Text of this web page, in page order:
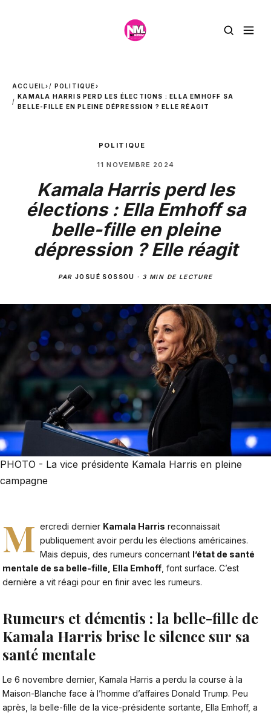
ACCUEIL› POLITIQUE›
KAMALA HARRIS PERD LES ÉLECTIONS : ELLA EMHOFF SA
BELLE-FILLE EN PLEINE DÉPRESSION ? ELLE RÉAGIT
POLITIQUE
11 NOVEMBRE 2024
Kamala Harris perd les
élections : Ella Emhoff sa
belle-fille en pleine
dépression ? Elle réagit
PARJOSUÉ SOSSOU · 3 MIN DE LECTURE
PHOTO - La vice présidente Kamala Harris en pleine
campagne
M ercredi dernier Kamala Harris reconnaissait
publiquement avoir perdu les élections américaines.
Mais depuis, des rumeurs concernant l’état de santé
mentale de sa belle-fille, Ella Emhoff , font surface. C’est
dernière a vit réagi pour en finir avec les rumeurs.
Rumeurs et démentis : la belle-fille de
Kamala Harris brise le silence sur sa
santé mentale
Le 6 novembre dernier, Kamala Harris a perdu la course à la
Maison-Blanche face à l’homme d’affaires Donald Trump. Peu
après, la belle-fille de la vice-présidente sortante, Ella Emhoff, a